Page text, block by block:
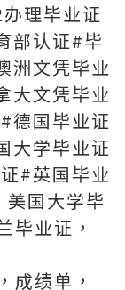
理毕业证
部认证#毕
洲文凭毕业
大文凭毕业
德国毕业证
大学毕业证
#英国毕业
国大学毕
毕业证，
成绩单，